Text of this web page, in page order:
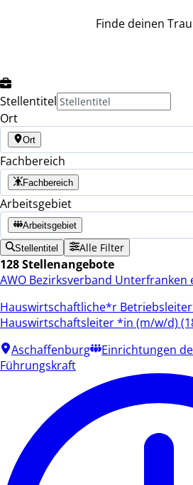
Finde deinen
Stellentitel
Ort
Ort
Fachbereich
Fachbereich
Arbeitsgebiet
Arbeitsgebiet
Stellentitel Alle Filter
128 Stellenangebote
AWO Bezirksverband Unterfranken
Hauswirtschaftliche*r
Hauswirtschaftsleiter *in (m/w/d)
Aschaffenburg
Einrichtungen
Führungskraft